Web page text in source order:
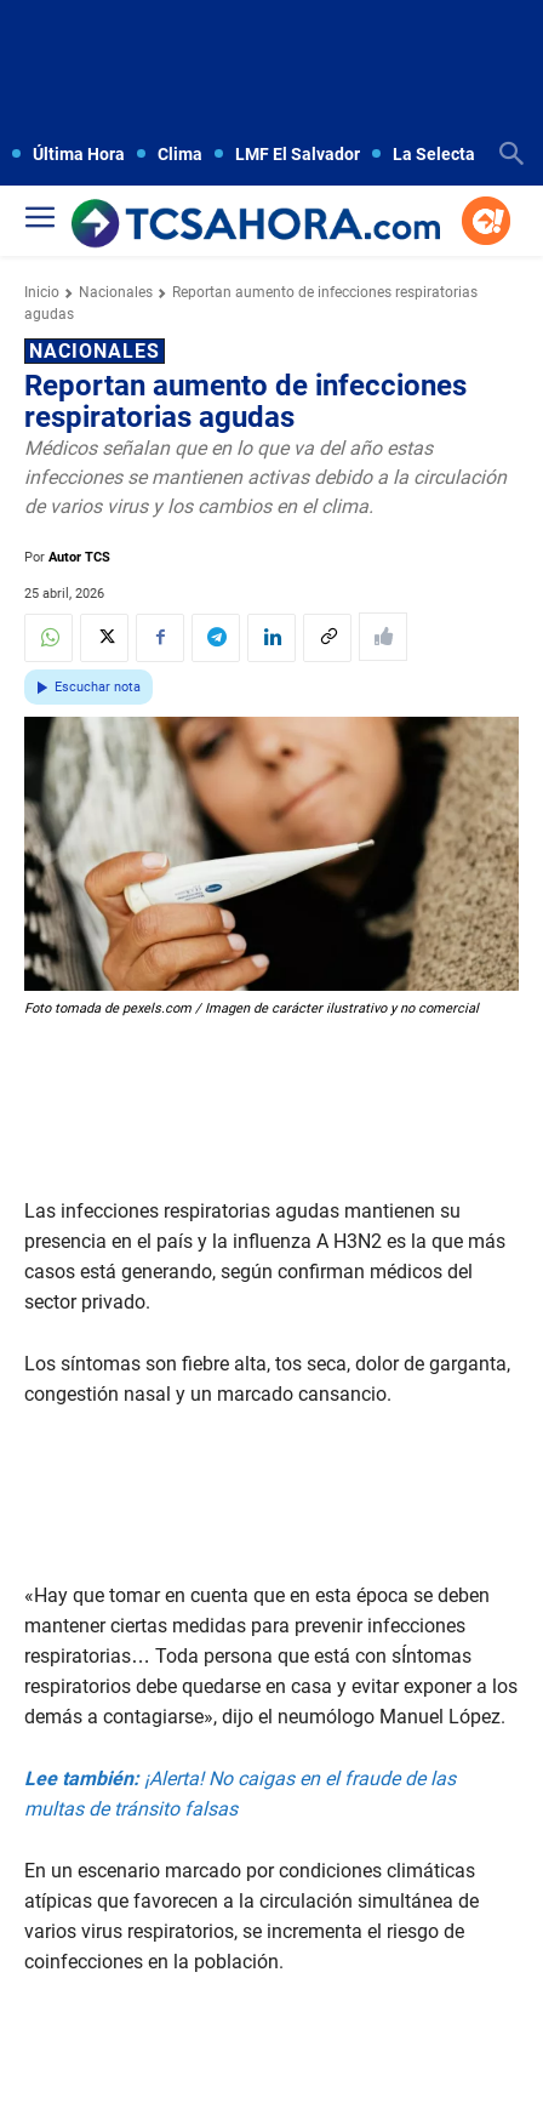
Última Hora Clima LMF El Salvador La Selecta
Inicio Nacionales
Reportan aumento de infecciones respiratorias
agudas
NACIONALES
Reportan aumento de infecciones
respiratorias agudas
Médicos señalan que en lo que va del año estas
infecciones se mantienen activas debido a la circulación
de varios virus y los cambios en el clima.
Por Autor TCS
25 abril, 2026
Escuchar nota
Foto tomada de pexels.com / Imagen de carácter ilustrativo y no comercial
Las infecciones respiratorias agudas mantienen su
presencia en el país y la influenza A H3N2 es la que más
casos está generando, según confirman médicos del
sector privado.
Los síntomas son fiebre alta, tos seca, dolor de garganta,
congestión nasal y un marcado cansancio.
«Hay que tomar en cuenta que en esta época se deben
mantener ciertas medidas para prevenir infecciones
respiratorias… Toda persona que está con sÍntomas
respiratorios debe quedarse en casa y evitar exponer a los
demás a contagiarse», dijo el neumólogo Manuel López.
Lee también:¡Alerta! No caigas en el fraude de las
multas de tránsito falsas
En un escenario marcado por condiciones climáticas
atípicas que favorecen a la circulación simultánea de
varios virus respiratorios, se incrementa el riesgo de
coinfecciones en la población.